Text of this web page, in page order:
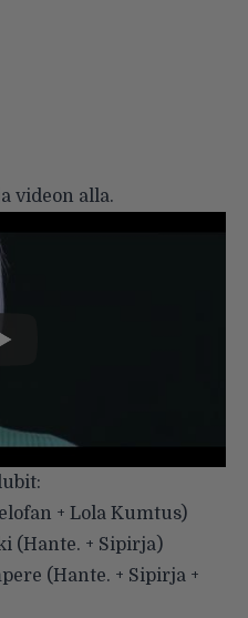
videon alla.
+ Lola Kumtus)
(Hante. + Sipirja)
(Hante. + Sipirja +